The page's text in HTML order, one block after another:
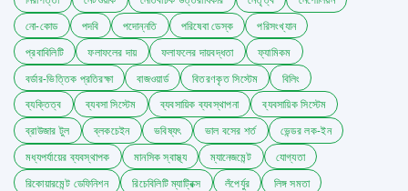
নো-কোড
পদবি পদোন্নতি পরিষেবা ডেস্ক
পরিসংখ্যান
প্রবাবিলিটি
ফলাফলের দায় ফলাফলের দায়বদ্ধতা
ফ্যামিকম
বর্ডার-ভিত্তিক প্রতিরক্ষা
বাজওয়ার্ড বিতরণকৃত সিস্টেম
বিলিং
ব্যক্তিত্ব
ব্যবসা সিস্টেম ব্যবসায়িক ব্যবস্থাপনা
ব্যবসায়িক সিস্টেম
ব্রাউজার টুল
ব্লকচেইন ভবিষ্যৎ ভাল বসের শর্ত
ভেন্ডর লক-ইন
মধ্যপর্যায়ের ব্যবস্থাপক
মানসিক স্বাস্থ্য ম্যানেজমেন্ট
যোগ্যতা
রিকোয়ারমেন্ট ডেফিনিশন
রিচেবিলিটি ম্যাট্রিক্স লঁপের্যুর
লিঙ্গ সমতা